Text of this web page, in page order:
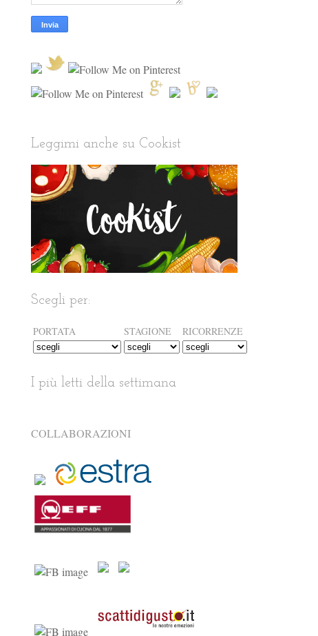
Leggimi anche su Cookist
Scegli per:
PORTATA STAGIONE RICORRENZE
I più letti della settimana
COLLABORAZIONI